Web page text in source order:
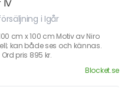
IV
i Igår
cm x 100 cm Motiv av Niro
kan både ses och kännas.
pris 895 kr.
Blocket.se